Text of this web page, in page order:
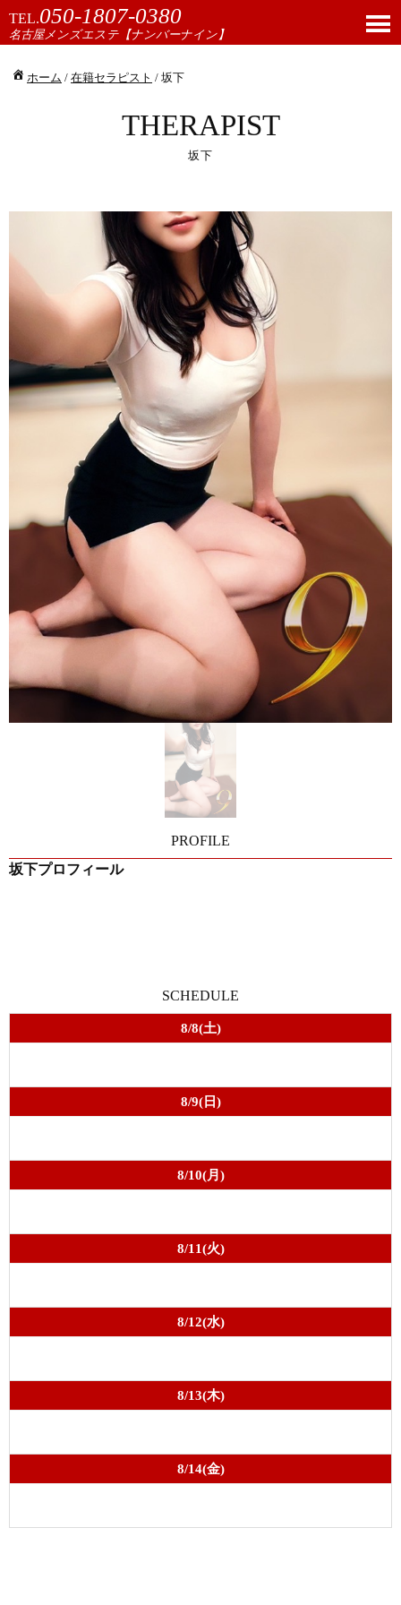
TEL.050-1807-0380
名古屋メンズエステ【ナンバーナイン】
ホーム / 在籍セラピスト / 坂下
THERAPIST
坂下
PROFILE
坂下プロフィール
SCHEDULE
8/8(土)
8/9(日)
8/10(月)
8/11(火)
8/12(水)
8/13(木)
8/14(金)